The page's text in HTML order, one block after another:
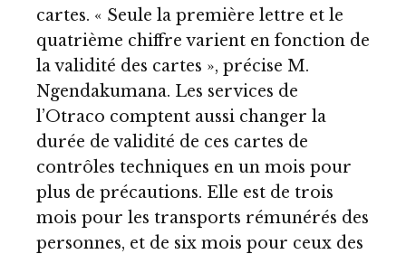
cartes. « Seule la première lettre et le
quatrième chiffre varient en fonction de
la validité des cartes », précise M.
Ngendakumana. Les services de
l’Otraco comptent aussi changer la
durée de validité de ces cartes de
contrôles techniques en un mois pour
plus de précautions. Elle est de trois
mois pour les transports rémunérés des
personnes, et de six mois pour ceux des